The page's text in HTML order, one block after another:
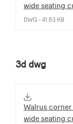
wide seating
DWG - 41.63 KB
3d dwg
Walrus corner
wide seating